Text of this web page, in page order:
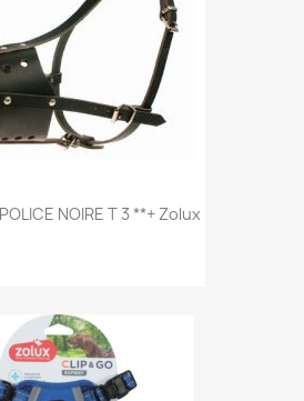
NOIRE T 3 **+ Zolux